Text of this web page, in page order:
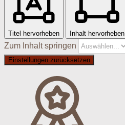
Titel hervorheben Inhalt hervorheben
Zum Inhalt springen
Einstellungen zurücksetzen